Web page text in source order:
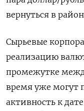
вернуться в
Сырьевые
реализацию
промежутке
время уже могут
активность к